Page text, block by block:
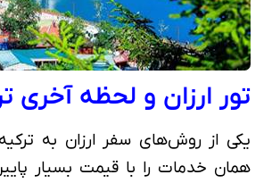
تور ارزان و لحظه آخری
یکی از روش‌های سفر ارزان به
همان خدمات را با قیمت بسیار